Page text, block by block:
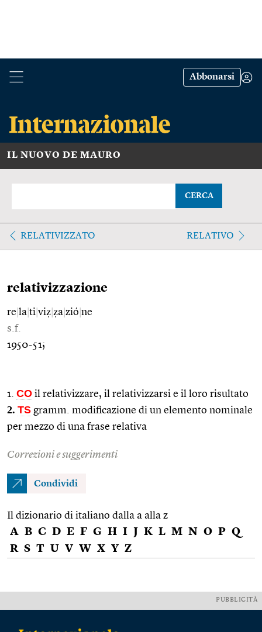
Abbonarsi
IL NUOVO DE MAURO
CERCA
RELATIVIZZATO RELATIVO
relativizzazione
re la ti viẓ ẓa zió ne
s.f.
1950-51;
1. CO il relativizzare, il relativizzarsi e il loro risultato
2. TS gramm. modificazione di un elemento nominale
per mezzo di una frase relativa
Correzioni e suggerimenti
Condividi
Il dizionario di italiano dalla a alla z
A B C D E F G H I J K L M N O P Q
R S T U V W X Y Z
PUBBLICITÀ